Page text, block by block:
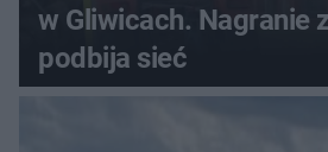
w Gliwicach. Nagranie
podbija sieć